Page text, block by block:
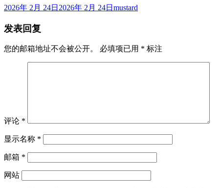
发
于
2026年 2月 24日 2026年 2月 24日 作
mustard
发表回复
您的邮箱地址不会被公开。 必填项已用 * 标注
评论 *
显示名称 *
邮箱 *
网站